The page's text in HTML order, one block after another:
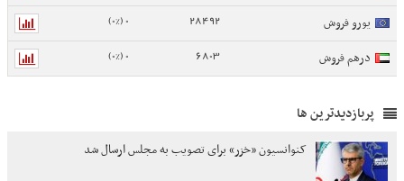
یورو فروش 28492
0 (0%)
درهم فروش 6803
0 (0%)
پربازدیدترین ها
کنوانسیون «خزر» برای تصویب به مجلس ارسال شد